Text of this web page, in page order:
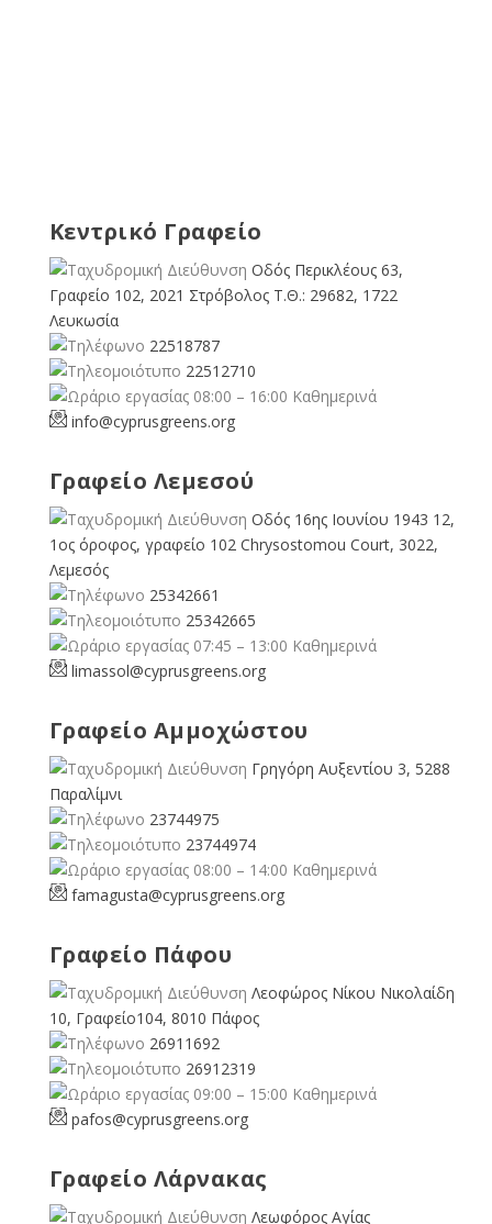
Κεντρικό Γραφείο
Οδός Περικλέους 63,
Γραφείο 102, 2021 Στρόβολος Τ.Θ.: 29682, 1722
Λευκωσία
22518787
22512710
08:00 – 16:00 Καθημερινά
info@cyprusgreens.org
Γραφείο Λεμεσού
Οδός 16ης Ιουνίου 1943 12,
1ος όροφος, γραφείο 102 Chrysostomou Court, 3022,
Λεμεσός
25342661
25342665
07:45 – 13:00 Καθημερινά
limassol@cyprusgreens.org
Γραφείο Αμμοχώστου
Γρηγόρη Αυξεντίου 3, 5288
Παραλίμνι
23744975
23744974
08:00 – 14:00 Καθημερινά
famagusta@cyprusgreens.org
Γραφείο Πάφου
Λεοφώρος Νίκου Νικολαίδη
10, Γραφείο104, 8010 Πάφος
26911692
26912319
09:00 – 15:00 Καθημερινά
pafos@cyprusgreens.org
Γραφείο Λάρνακας
Λεωφόρος Αγίας